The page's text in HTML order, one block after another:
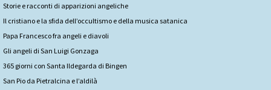
Storie e racconti di apparizioni angeliche
Il cristiano e la sfida dell’occultismo e della musica satanica
Papa Francesco fra angeli e diavoli
Gli angeli di San Luigi Gonzaga
365 giorni con Santa Ildegarda di Bingen
San Pio da Pietralcina e l’aldilà